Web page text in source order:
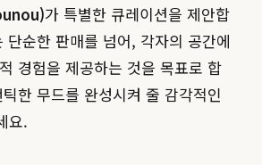
가 특별한 큐레이션을 제안합
단순한 판매를 넘어, 각자의 공간에
경험을 제공하는 것을 목표로 합
한 무드를 완성시켜 줄 감각적인
요.